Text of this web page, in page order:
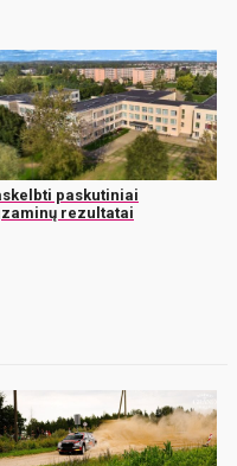
paskutiniai
rezultatai